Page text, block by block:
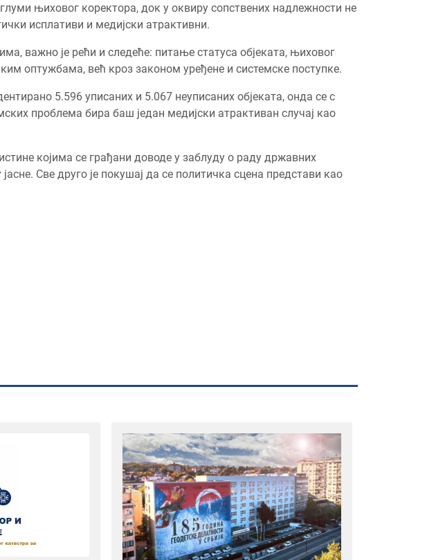
њиховог коректора, док у оквиру сопствених надлежности не
исплативи и медијски атрактивни.
важно је рећи и следеће: питање статуса објеката, њиховог
оптужбама, већ кроз законом уређене и системске поступке.
5.596 уписаних и 5.067 неуписаних објеката, онда се с
проблема бира баш један медијски атрактиван случај као
којима се грађани доводе у заблуду о раду државних
Све друго је покушај да се политичка сцена представи као